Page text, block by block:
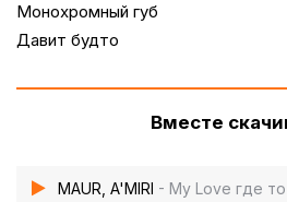
Монохромный губ
Давит будто
Вместе
MAUR, A'MIRI - My Love где то там